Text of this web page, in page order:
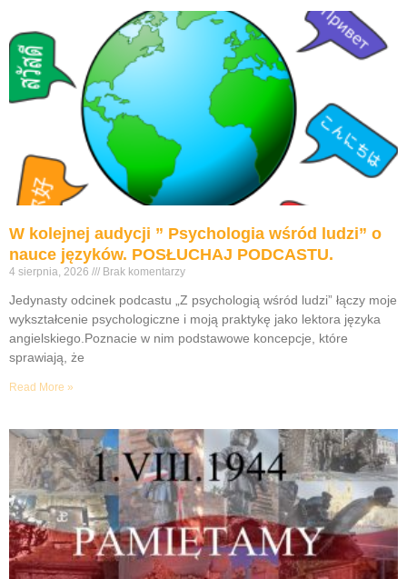
W kolejnej audycji ” Psychologia wśród ludzi” o
nauce języków. POSŁUCHAJ PODCASTU.
4 sierpnia, 2026 Brak komentarzy
Jedynasty odcinek podcastu „Z psychologią wśród ludzi” łączy moje
wykształcenie psychologiczne i moją praktykę jako lektora języka
angielskiego.Poznacie w nim podstawowe koncepcje, które
sprawiają, że
Read More »